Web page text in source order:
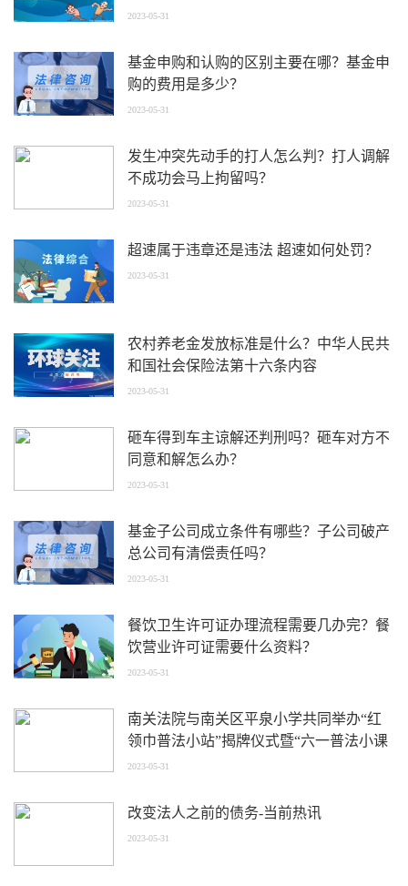
2023-05-31
基金申购和认购的区别主要在哪？基金申
购的费用是多少？
2023-05-31
发生冲突先动手的打人怎么判？打人调解
不成功会马上拘留吗？
2023-05-31
超速属于违章还是违法 超速如何处罚？
2023-05-31
农村养老金发放标准是什么？中华人民共
和国社会保险法第十六条内容
2023-05-31
砸车得到车主谅解还判刑吗？砸车对方不
同意和解怎么办？
2023-05-31
基金子公司成立条件有哪些？子公司破产
总公司有清偿责任吗？
2023-05-31
餐饮卫生许可证办理流程需要几办完？餐
饮营业许可证需要什么资料？
2023-05-31
南关法院与南关区平泉小学共同举办“红
领巾普法小站”揭牌仪式暨“六一普法小课
堂”活动
2023-05-31
改变法人之前的债务-当前热讯
2023-05-31